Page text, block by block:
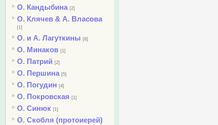
О. Кандыбина [2]
О. Клячев & А. Власова
[1]
О. и А. Лагуткины [6]
О. Минаков [1]
О. Патрий [2]
О. Першина [5]
О. Погудин [4]
О. Покровская [1]
О. Синюк [1]
О. Скобля (протоиерей)